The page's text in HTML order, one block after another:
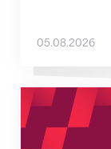
05.08.2026
Neue